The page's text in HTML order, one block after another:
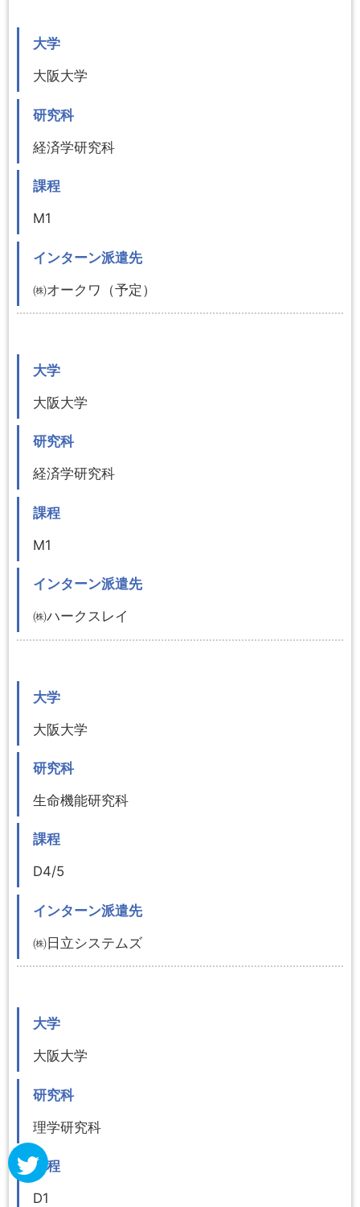
大学
大阪大学
研究科
経済学研究科
課程
M1
インターン派遣先
㈱オークワ（予定）
大学
大阪大学
研究科
経済学研究科
課程
M1
インターン派遣先
㈱ハークスレイ
大学
大阪大学
研究科
生命機能研究科
課程
D4/5
インターン派遣先
㈱日立システムズ
大学
大阪大学
研究科
理学研究科
課程
D1